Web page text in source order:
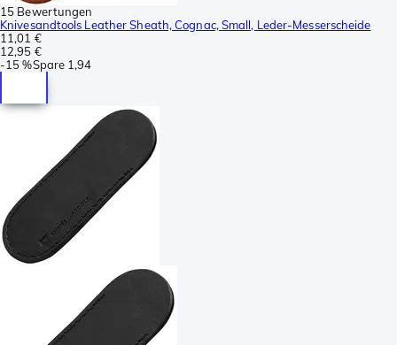
15 Bewertungen
Knivesandtools Leather Sheath, Cognac, Small, Leder-Messerscheide
11,01 €
12,95 €
-15 %Spare 1,94